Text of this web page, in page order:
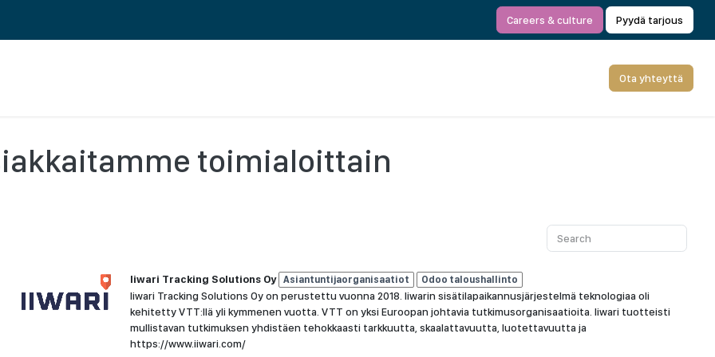
Careers & culture Pyydä tarjous
Ota yhteyttä
toimialoittain
Iiwari Tracking Solutions Oy Asiantuntijaorganisaatiot Odoo taloushallinto
Iiwari Tracking Solutions Oy on perustettu vuonna 2018. Iiwarin sisätilapaikannusjärjestelmä teknologiaa oli
kehitetty VTT:llä yli kymmenen vuotta. VTT on yksi Euroopan johtavia tutkimusorganisaatioita. Iiwari tuotteisti
mullistavan tutkimuksen yhdistäen tehokkaasti tarkkuutta, skaalattavuutta, luotettavuutta ja
https://www.iiwari.com/